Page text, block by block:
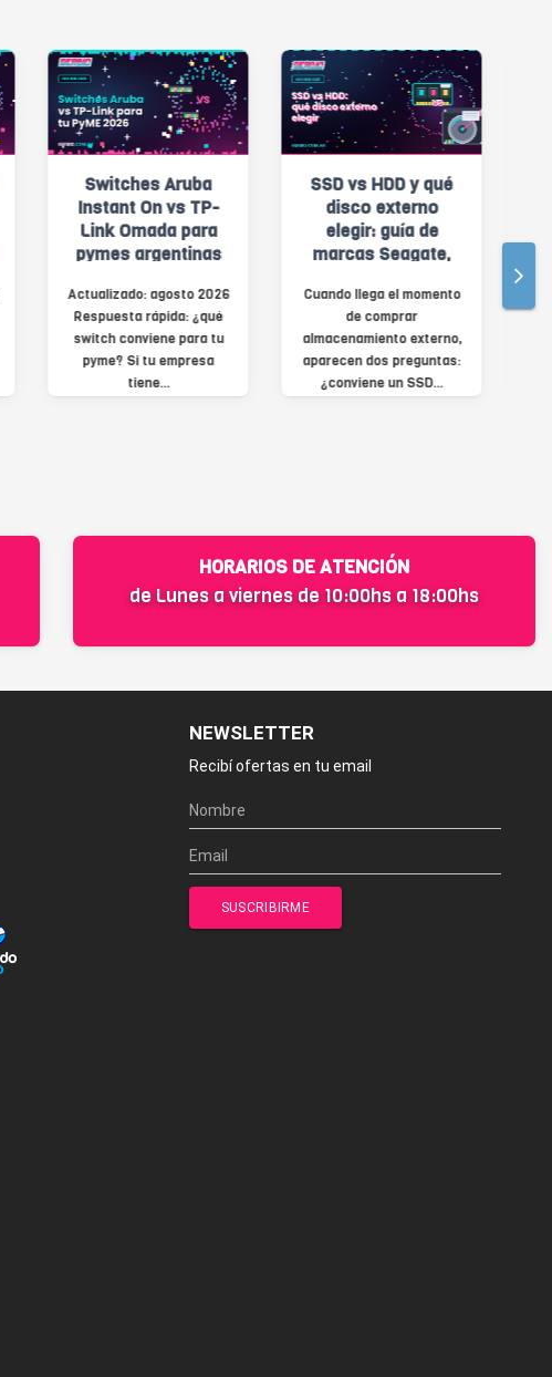
SSD vs HDD y qué
disco externo
elegir: guía de
marcas Seagate,
Toshiba, ADATA y
Hiksemi
Cuando llega el momento
de comprar
almacenamiento externo,
aparecen dos preguntas:
¿conviene un SSD...
Discos rígidos para
videovigilancia y
almacenamiento
local: por qué el
vigente que nunca
Durante años se anunció
la muerte del disco rígido.
La realidad es la
contraria: el HDD de alta
c...
HORARIOS DE ATENCIÓN
de Lunes a viernes de 10:00hs a 18:00hs
NEWSLETTER
Recibí ofertas en tu email